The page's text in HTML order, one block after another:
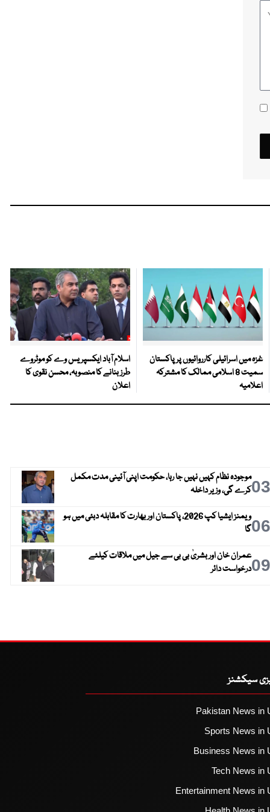
غزہ میں اسرائیلی کارروائیوں پر پاکستان
سمیت 8 اسلامی ممالک کا مشترکہ
اعلامیہ
اسلام آباد ایکسپریس وے کو موٹروے
طرز بنانے کا منصوبہ، محسن نقوی کا
اعلان
03موجودہ نظام کہیں نہیں جا رہا، حکومت اپنی آئینی مدت مکمل
کرے گی، وزیر داخلہ
06
ویمنز ایشیا کپ 2026، پاکستان اور بھارت کا مقابلہ دبئی میں ہو
گا
09عمران خان اور بشریٰ بی بی سے جیل میں ملاقات کیلئے
درخواست دائر
سیکشنز
Pakistan News in
Sports News in
Business News in
Tech News in
Entertainment News in